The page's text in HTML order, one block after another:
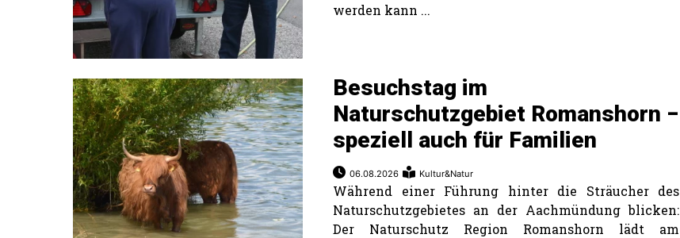
werden kann ...
Besuchstag im
Naturschutzgebiet Romanshorn −
speziell auch für Familien
06.08.2026 Kultur&Natur
Während einer Führung hinter die Sträucher des
Naturschutzgebietes an der Aachmündung blicken:
Der Naturschutz Region Romanshorn lädt am